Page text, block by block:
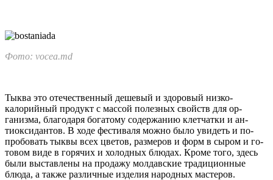
Фото: vocea.md
Тыква это отечественный дешевый и здоровый низко­
калорийный продукт с мас­сой полезных свойств для ор­
ганизма, благодаря богатому содержанию клетчатки и ан­
тиоксидантов. В ходе фестива­ля можно было увидеть и по­
пробовать тыквы всех цветов, размеров и форм в сыром и го­
товом виде в горячих и холод­ных блюдах. Кроме того, здесь
были выставлены на прода­жу молдавские традиционные
блюда, а также различные из­делия народных мастеров.